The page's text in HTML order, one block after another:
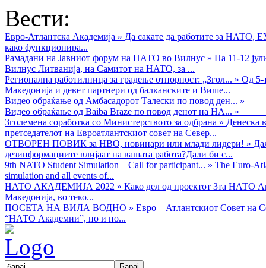
Вести:
Евро-Атлантска Академија » Да сакате да работите за НАТО,
како функционира...
Рамадани на Јавниот форум на НАТО во Вилнус » На 11-12
Вилнус Литванија, на Самитот на НАТО, за ...
Регионална работилница за градење отпорност: „Згол... » Од 5-
Македонија и девет партнери од балканските и Више...
Видео обраќањe од Амбасадорот Талески по повод ден... »
Видео обраќање од Baiba Braze по повод денот на НА... »
Зголемена соработка со Министерството за одбрана » Денеска
претседателот на Евроатлантскиот совет на Север...
ОТВОРЕН ПОВИК за НВО, новинари или млади лидери! »
дезинформациите влијаат на вашата работа?Дали би с...
9th NATO Student Simulation – Call for participant... » The Euro-
simulation and all events of...
НАТО АКАДЕМИЈА 2022 » Како дел од проектот 3та НАТО
Македонија, во теко...
ПОСЕТА НА ВИЛА ВОДНО » Евро – Атлантскиот Совет на
“НАТО Академии”, но и по...